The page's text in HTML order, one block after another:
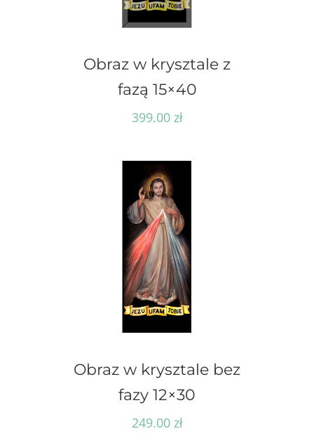
Obraz w krysztale z
fazą 15×40
399.00 zł
Obraz w krysztale bez
fazy 12×30
249.00 zł